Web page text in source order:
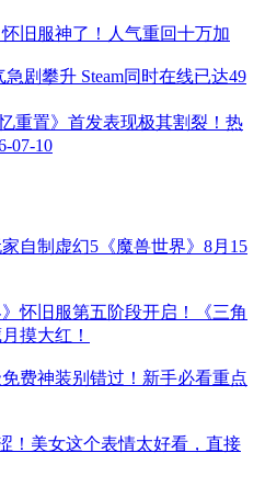
旧服神了！人气重回十万加
急剧攀升 Steam同时在线已达49
重置》首发表现极其割裂！热
07-10
自制虚幻5《魔兽世界》8月15
怀旧服第五阶段开启！《三角
摸大红！
免费神装别错过！新手必看重点
！美女这个表情太好看，直接